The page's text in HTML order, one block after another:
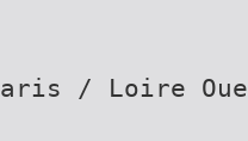
/ Loire